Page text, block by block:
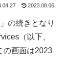
2023.08.06
の続きとなり
（以下、
の画面は2023